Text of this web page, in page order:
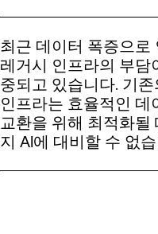
최근 데이터 폭증으로
레거시 인프라의 부담
중되고 있습니다. 기존
인프라는 효율적인 데
교환을 위해 최적화될
지 AI에 대비할 수 없습